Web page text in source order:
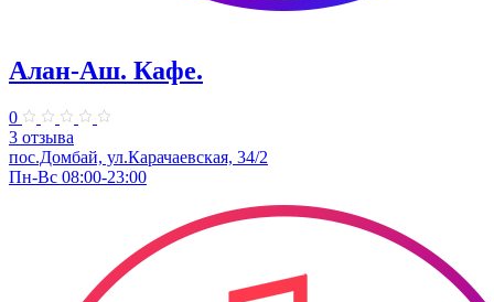
Алан-Аш. Кафе.
0
3 отзыва
пос.Домбай, ул.Карачаевская, 34/2
Пн-Вс 08:00-23:00